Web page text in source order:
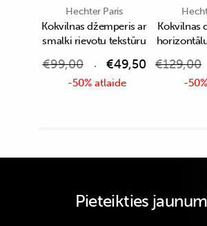
Hechter Paris
Kokvilnas džemperis ar
smalki rievotu tekstūru
€99,00 €49,50
-50% atlaide
Kokvilnas
€129,00
-
Pieteikties